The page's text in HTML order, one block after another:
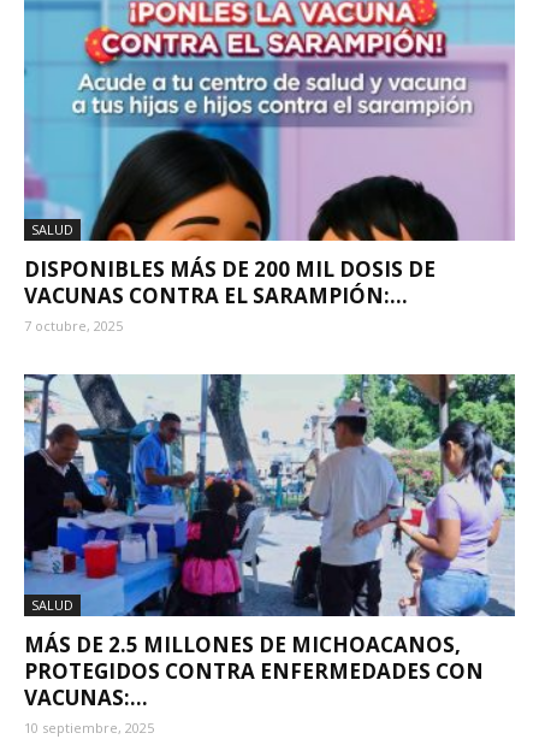
SALUD
DISPONIBLES MÁS DE 200 MIL DOSIS DE
VACUNAS CONTRA EL SARAMPIÓN:...
7 octubre, 2025
SALUD
MÁS DE 2.5 MILLONES DE MICHOACANOS,
PROTEGIDOS CONTRA ENFERMEDADES CON
VACUNAS:...
10 septiembre, 2025